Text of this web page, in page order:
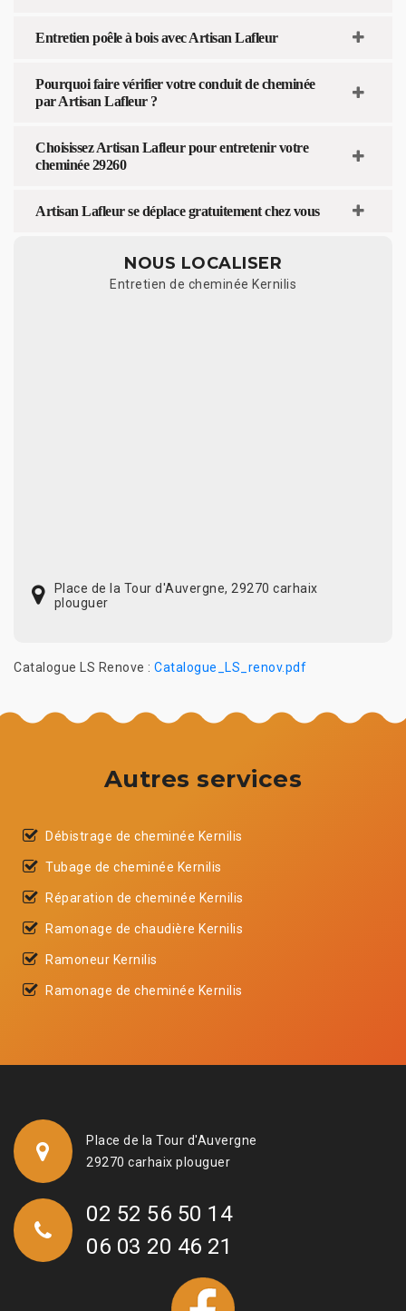
Entretien poêle à bois avec Artisan Lafleur
Pourquoi faire vérifier votre conduit de cheminée
par Artisan Lafleur ?
Choisissez Artisan Lafleur pour entretenir votre
cheminée 29260
Artisan Lafleur se déplace gratuitement chez vous
NOUS LOCALISER
Entretien de cheminée Kernilis
Place de la Tour d'Auvergne, 29270 carhaix
plouguer
Catalogue LS Renove : Catalogue_LS_renov.pdf
Autres services
Débistrage de cheminée Kernilis
Tubage de cheminée Kernilis
Réparation de cheminée Kernilis
Ramonage de chaudière Kernilis
Ramoneur Kernilis
Ramonage de cheminée Kernilis
Place de la Tour d'Auvergne
29270 carhaix plouguer
02 52 56 50 14
06 03 20 46 21